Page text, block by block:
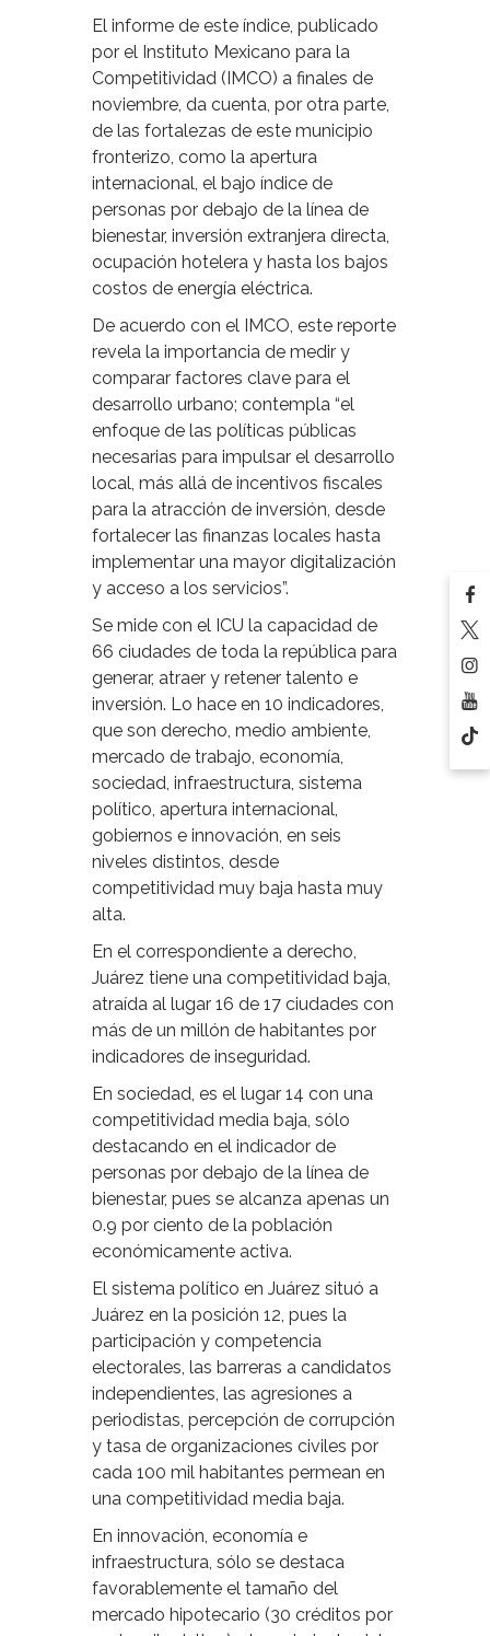
El informe de este índice, publicado
por el Instituto Mexicano para la
Competitividad (IMCO) a finales de
noviembre, da cuenta, por otra parte,
de las fortalezas de este municipio
fronterizo, como la apertura
internacional, el bajo índice de
personas por debajo de la línea de
bienestar, inversión extranjera directa,
ocupación hotelera y hasta los bajos
costos de energía eléctrica.
De acuerdo con el IMCO, este reporte
revela la importancia de medir y
comparar factores clave para el
desarrollo urbano; contempla “el
enfoque de las políticas públicas
necesarias para impulsar el desarrollo
local, más allá de incentivos fiscales
para la atracción de inversión, desde
fortalecer las finanzas locales hasta
implementar una mayor digitalización
y acceso a los servicios”.
Se mide con el ICU la capacidad de
66 ciudades de toda la república para
generar, atraer y retener talento e
inversión. Lo hace en 10 indicadores,
que son derecho, medio ambiente,
mercado de trabajo, economía,
sociedad, infraestructura, sistema
político, apertura internacional,
gobiernos e innovación, en seis
niveles distintos, desde
competitividad muy baja hasta muy
alta.
En el correspondiente a derecho,
Juárez tiene una competitividad baja,
atraída al lugar 16 de 17 ciudades con
más de un millón de habitantes por
indicadores de inseguridad.
En sociedad, es el lugar 14 con una
competitividad media baja, sólo
destacando en el indicador de
personas por debajo de la línea de
bienestar, pues se alcanza apenas un
0.9 por ciento de la población
económicamente activa.
El sistema político en Juárez situó a
Juárez en la posición 12, pues la
participación y competencia
electorales, las barreras a candidatos
independientes, las agresiones a
periodistas, percepción de corrupción
y tasa de organizaciones civiles por
cada 100 mil habitantes permean en
una competitividad media baja.
En innovación, economía e
infraestructura, sólo se destaca
favorablemente el tamaño del
mercado hipotecario (30 créditos por